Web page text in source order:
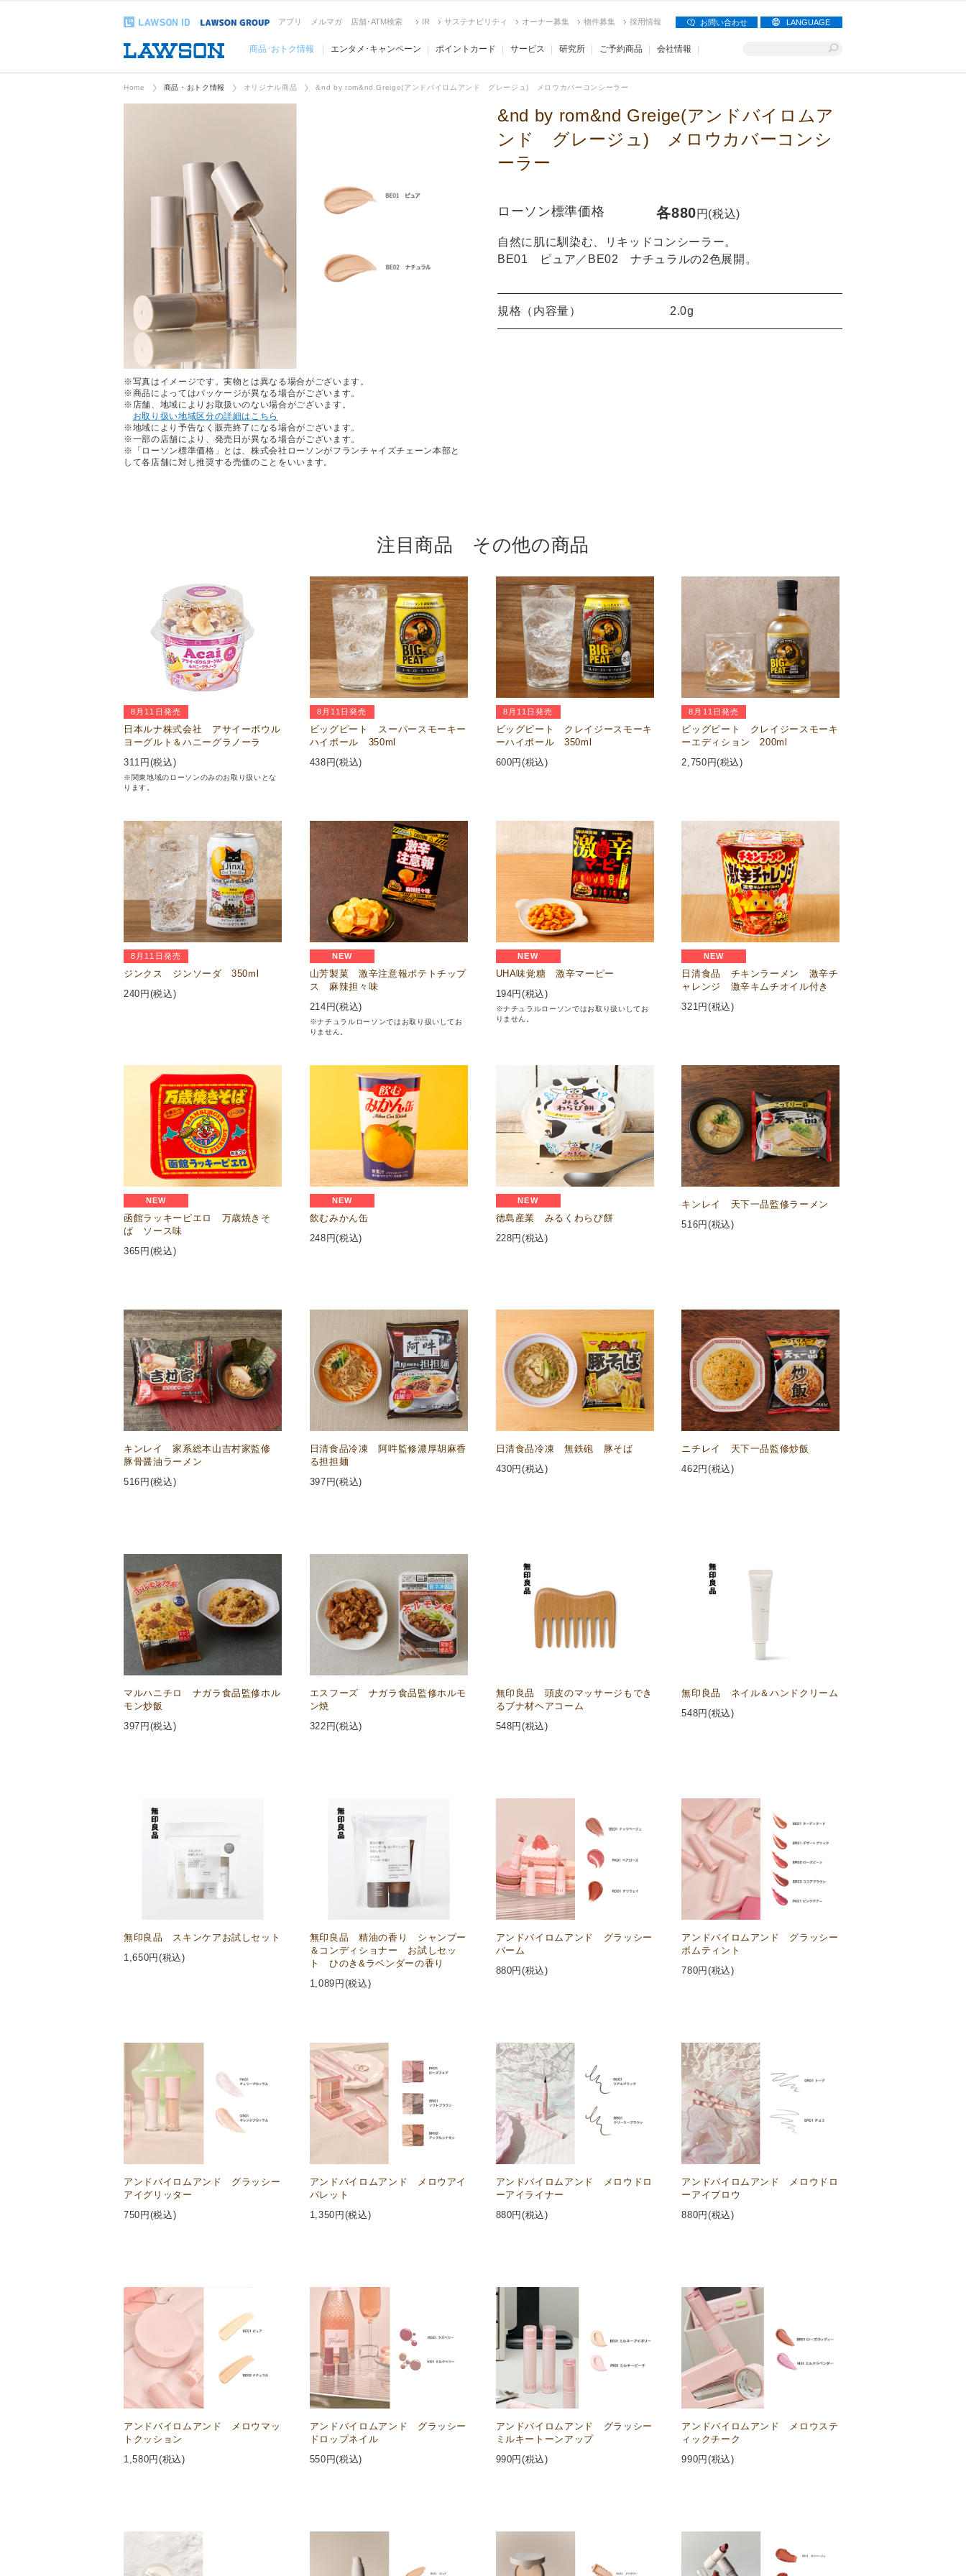
アプリ メルマガ 店舗･ATM検索 IR サステナビリティ オーナー募集 物件募集 採用情報 お問い合わせ LANGUAGE
商品･おトク情報 エンタメ･キャンペーン ポイントカード サービス 研究所 ご予約商品 会社情報
Home 商品・おトク情報 オリジナル商品 &nd by rom&nd Greige(アンドバイロムアンド グレージュ) メロウカバーコンシーラー
※写真はイメージです。実物とは異なる場合がございます。
※商品によってはパッケージが異なる場合がございます。
※店舗、地域によりお取扱いのない場合がございます。
お取り扱い地域区分の詳細はこちら
※地域により予告なく販売終了になる場合がございます。
※一部の店舗により、発売日が異なる場合がございます。
※「ローソン標準価格」とは、株式会社ローソンがフランチャイズチェーン本部と
して各店舗に対し推奨する売価のことをいいます。
&nd by rom&nd Greige(アンドバイロムア
ンド グレージュ) メロウカバーコンシ
ーラー
ローソン標準価格 各880円(税込)
自然に肌に馴染む、リキッドコンシーラー。
BE01 ピュア／BE02 ナチュラルの2色展開。
規格（内容量） 2.0g
注目商品 その他の商品
8月11日発売
日本ルナ株式会社 アサイーボウル
ヨーグルト＆ハニーグラノーラ
311 円(税込)
※関東地域のローソンのみのお取り扱いとな
ります。
8月11日発売
ビッグピート スーパースモーキー
ハイボール 350ml
438 円(税込)
8月11日発売
ビッグピート クレイジースモーキ
ーハイボール 350ml
600円(税込)
8月11日発売
ビッグピート クレイジースモーキ
ーエディション 200ml
2,750 円(税込)
8月11日発売
ジンクス ジンソーダ 350ml
240 円(税込)
NEW
山芳製菓 激辛注意報ポテトチップ
ス 麻辣担々味
214 円(税込)
※ナチュラルローソンではお取り扱いしてお
りません。
NEW
UHA味覚糖 激辛マーピー
194円(税込)
※ナチュラルローソンではお取り扱いしてお
りません。
NEW
日清食品 チキンラーメン 激辛チ
ャレンジ 激辛キムチオイル付き
321円(税込)
NEW
函館ラッキーピエロ 万歳焼きそ
ば ソース味
365 円(税込)
NEW
飲むみかん缶
248 円(税込)
NEW
徳島産業 みるくわらび餅
228円(税込)
キンレイ 天下一品監修ラーメン
516円(税込)
キンレイ 家系総本山吉村家監修
豚骨醤油ラーメン
516 円(税込)
日清食品冷凍 阿吽監修濃厚胡麻香
る担担麺
397 円(税込)
日清食品冷凍 無鉄砲 豚そば
430円(税込)
ニチレイ 天下一品監修炒飯
462円(税込)
マルハニチロ ナガラ食品監修ホル
モン炒飯
397 円(税込)
エスフーズ ナガラ食品監修ホルモ
ン焼
322 円(税込)
無印良品 頭皮のマッサージもでき
るブナ材ヘアコーム
548円(税込)
無印良品 ネイル＆ハンドクリーム
548円(税込)
無印良品 スキンケアお試しセット
1,650円(税込)
無印良品 精油の香り シャンプー
＆コンディショナー お試しセッ
ト ひのき&ラベンダーの香り
1,089 円(税込)
アンドバイロムアンド グラッシー
バーム
880円(税込)
アンドバイロムアンド グラッシー
ボムティント
780円(税込)
アンドバイロムアンド グラッシー
アイグリッター
750 円(税込)
アンドバイロムアンド メロウアイ
パレット
1,350 円(税込)
アンドバイロムアンド メロウドロ
ーアイライナー
880円(税込)
アンドバイロムアンド メロウドロ
ーアイブロウ
880円(税込)
アンドバイロムアンド メロウマッ
トクッション
1,580円(税込)
アンドバイロムアンド グラッシー
ドロップネイル
550 円(税込)
アンドバイロムアンド グラッシー
ミルキートーンアップ
990円(税込)
アンドバイロムアンド メロウステ
ィックチーク
990円(税込)